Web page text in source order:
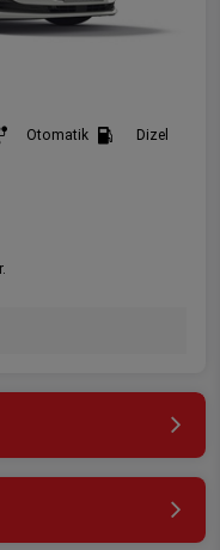
Otomatik
Dizel